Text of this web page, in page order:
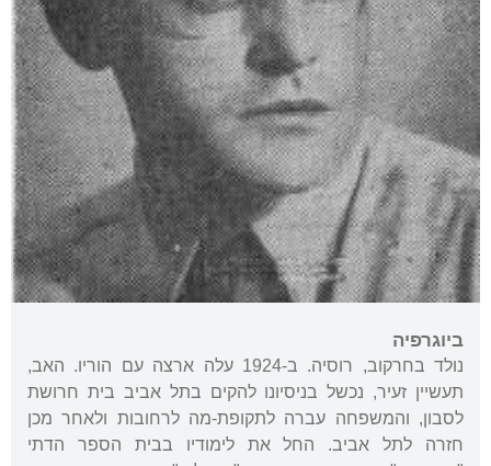
ביוגרפיה
נולד בחרקוב, רוסיה. ב-1924 עלה ארצה עם הוריו. האב,
תעשיין זעיר, נכשל בניסיונו להקים בתל אביב בית חרושת
לסבון, והמשפחה עברה לתקופת-מה לרחובות ולאחר מכן
חזרה לתל אביב. החל את לימודיו בבית הספר הדתי